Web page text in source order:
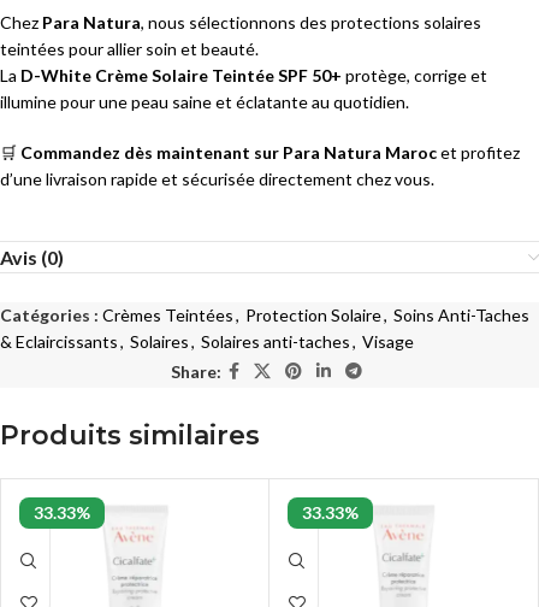
Chez Para Natura, nous sélectionnons des protections solaires
teintées pour allier soin et beauté.
La D-White Crème Solaire Teintée SPF 50+ protège, corrige et
illumine pour une peau saine et éclatante au quotidien.
🛒 Commandez dès maintenant sur Para Natura Marocet profitez
d’une livraison rapide et sécurisée directement chez vous.
Avis (0)
Catégories : Crèmes Teintées, Protection Solaire, Soins Anti-Taches
& Eclaircissants, Solaires, Solaires anti-taches, Visage
Share:
Produits similaires
33.33% 33.33%